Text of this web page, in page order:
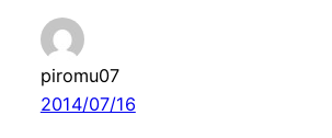
piromu07
2014/07/16